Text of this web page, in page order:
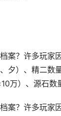
案？许多玩家
夕）、精二数
万）、源石
案？许多玩家